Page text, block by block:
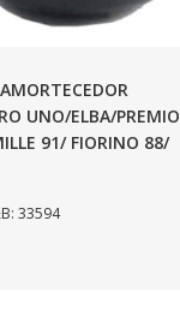
UNO/ELBA/PREMIO
91/ FIORINO 88/
33594